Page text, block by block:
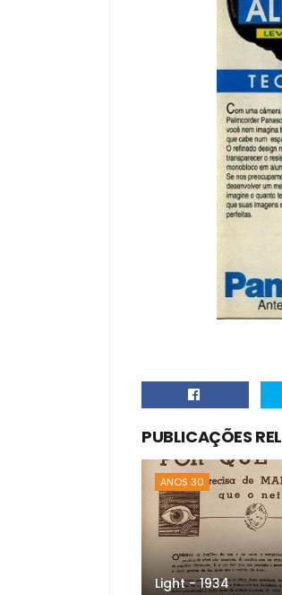
PUBLICAÇÕES
ANOS 30
Light - 1934